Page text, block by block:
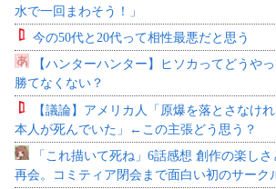
水で一回まわそう！」
今の50代と20代って相性最悪だと思う
【ハンターハンター】ヒソカってどうや
勝てなくない？
【議論】アメリカ人「原爆を落とさなけ
本人が死んでいた」←この主張どう思う？
「これ描いて死ね」6話感想 創作の楽し
再会。コミティア閉会まで面白い初のサーク